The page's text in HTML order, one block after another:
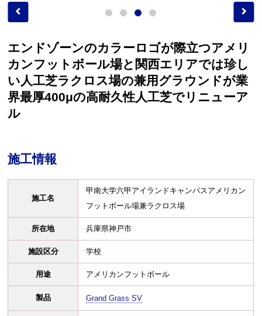
エンドゾーンのカラーロゴが際立つアメリ
カンフットボール場と関西エリアでは珍し
い人工芝ラクロス場の兼用グラウンドが業
界最厚400μの高耐久性人工芝でリニューア
ル
施工情報
施工名
甲南大学六甲アイランドキャンパスアメリカン
フットボール場兼ラクロス場
所在地 兵庫県神戸市
施設区分 学校
用途 アメリカンフットボール
製品 Grand Grass SV